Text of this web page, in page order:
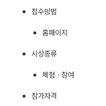
접수방법
홈페이지
시상종류
체험ㆍ참여
참가자격